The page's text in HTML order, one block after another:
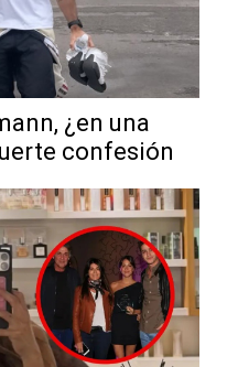
¿en una
confesión